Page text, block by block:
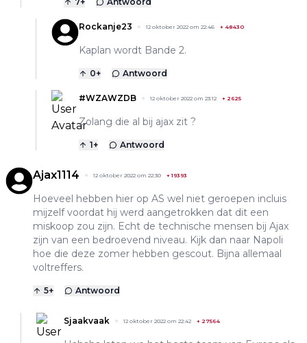
Rockanje23 12 oktober 2022 om 22:46 + 48430
Kaplan wordt Bande 2.
0+ Antwoord
#WZAWZDB 12 oktober 2022 om 23:12 + 2625
Zolang die al bij ajax zit ?
1+ Antwoord
Ajax1114 12 oktober 2022 om 22:30 +19393
Hoeveel hebben hier op AS wel niet geroepen incluis
mijzelf voordat hij werd aangetrokken dat dit een
miskoop zou zijn. Echt de technische mensen bij Ajax
zijn van een bedroevend niveau. Kijk dan naar Napoli
hoe die deze zomer hebben gescout. Bijna allemaal
voltreffers.
5+ Antwoord
Sjaakvaak 12 oktober 2022 om 22:42 + 27564